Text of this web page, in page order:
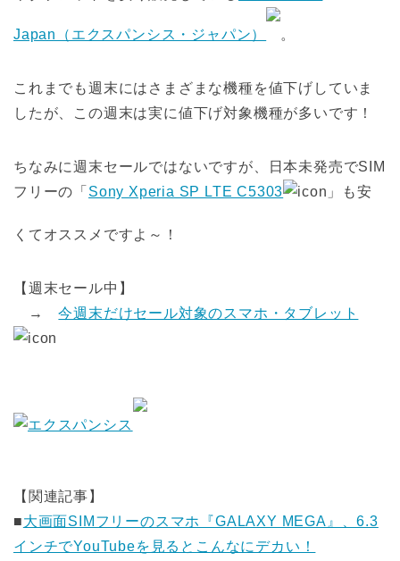
Japan（エクスパンシス・ジャパン） 。
これまでも週末にはさまざまな機種を値下げしていま
したが、この週末は実に値下げ対象機種が多いです！
ちなみに週末セールではないですが、日本未発売でSIM
フリーの「 Sony Xperia SP LTE C5303 」も安
くてオススメですよ～！
【週末セール中】
→今週末だけセール対象のスマホ・タブレット
【関連記事】
■大画面SIMフリーのスマホ『GALAXY MEGA』、6.3
インチでYouTubeを見るとこんなにデカい！